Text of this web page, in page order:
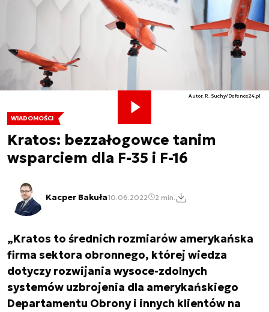
WIADOMOŚCI
Kratos: bezzałogowce tanim
wsparciem dla F-35 i F-16
Kacper Bakuła10.06.2022 2 min.
Autor. R. Suchy/Defence24.pl
„Kratos to średnich rozmiarów amerykańska
firma sektora obronnego, której wiedza
dotyczy rozwijania wysoce-zdolnych
systemów uzbrojenia dla amerykańskiego
Departamentu Obrony i innych klientów na